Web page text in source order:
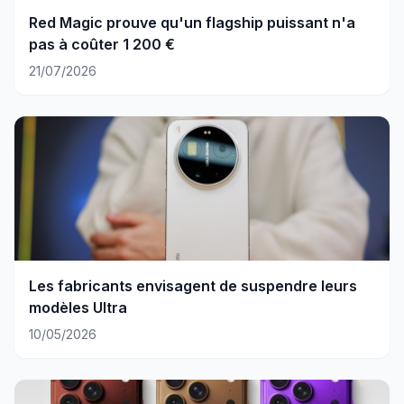
Red Magic prouve qu'un flagship puissant n'a
pas à coûter 1 200 €
21/07/2026
Les fabricants envisagent de suspendre leurs
modèles Ultra
10/05/2026